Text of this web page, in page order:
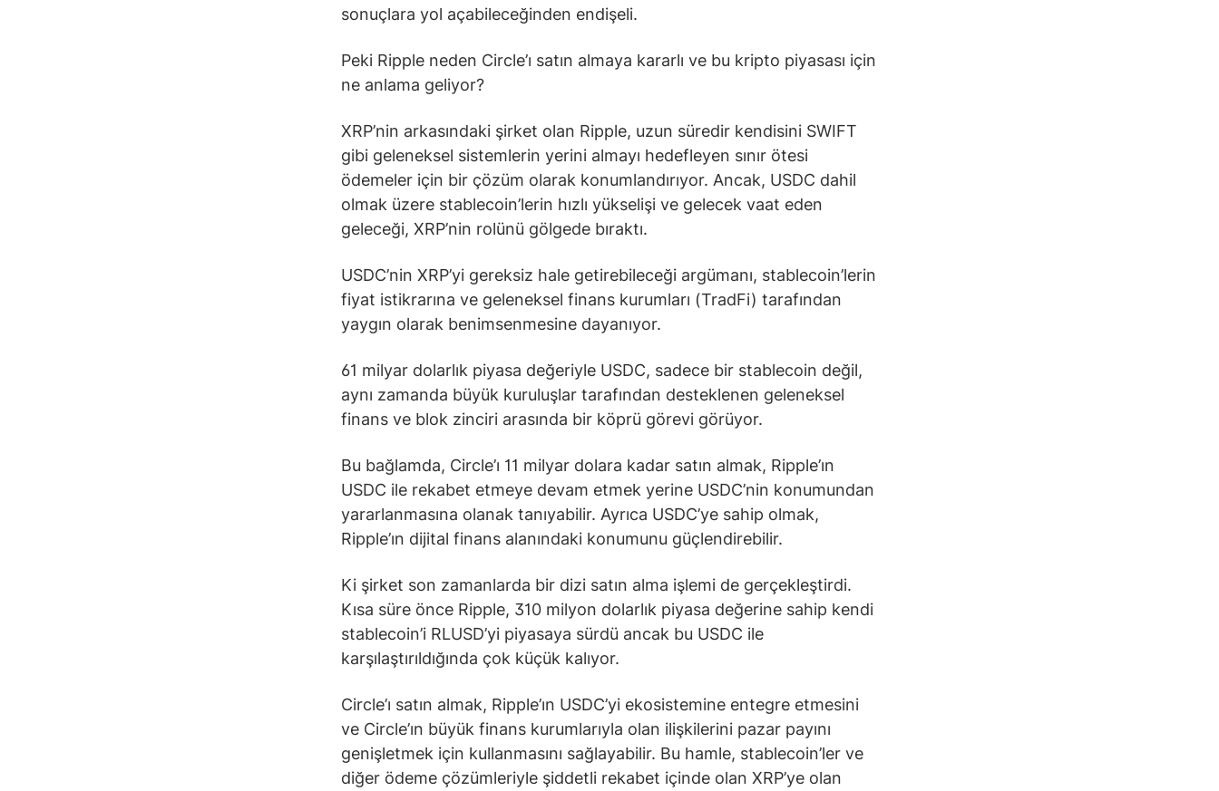
sonuçlara yol açabileceğinden endişeli.
Peki Ripple neden Circle’ı satın almaya kararlı ve bu kripto piyasası için
ne anlama geliyor?
XRP’nin arkasındaki şirket olan Ripple, uzun süredir kendisini SWIFT
gibi geleneksel sistemlerin yerini almayı hedefleyen sınır ötesi
ödemeler için bir çözüm olarak konumlandırıyor. Ancak, USDC dahil
olmak üzere stablecoin’lerin hızlı yükselişi ve gelecek vaat eden
geleceği, XRP’nin rolünü gölgede bıraktı.
USDC’nin XRP’yi gereksiz hale getirebileceği argümanı, stablecoin’lerin
fiyat istikrarına ve geleneksel finans kurumları (TradFi) tarafından
yaygın olarak benimsenmesine dayanıyor.
61 milyar dolarlık piyasa değeriyle USDC, sadece bir stablecoin değil,
aynı zamanda büyük kuruluşlar tarafından desteklenen geleneksel
finans ve blok zinciri arasında bir köprü görevi görüyor.
Bu bağlamda, Circle’ı 11 milyar dolara kadar satın almak, Ripple’ın
USDC ile rekabet etmeye devam etmek yerine USDC’nin konumundan
yararlanmasına olanak tanıyabilir. Ayrıca USDC’ye sahip olmak,
Ripple’ın dijital finans alanındaki konumunu güçlendirebilir.
Ki şirket son zamanlarda bir dizi satın alma işlemi de gerçekleştirdi.
Kısa süre önce Ripple, 310 milyon dolarlık piyasa değerine sahip kendi
stablecoin’i RLUSD’yi piyasaya sürdü ancak bu USDC ile
karşılaştırıldığında çok küçük kalıyor.
Circle’ı satın almak, Ripple’ın USDC’yi ekosistemine entegre etmesini
ve Circle’ın büyük finans kurumlarıyla olan ilişkilerini pazar payını
genişletmek için kullanmasını sağlayabilir. Bu hamle, stablecoin’ler ve
diğer ödeme çözümleriyle şiddetli rekabet içinde olan XRP’ye olan